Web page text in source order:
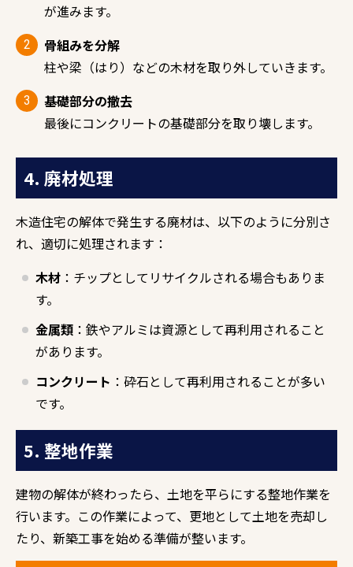
が進みます。
骨組みを分解
柱や梁（はり）などの木材を取り外していきます。
基礎部分の撤去
最後にコンクリートの基礎部分を取り壊します。
4. 廃材処理
木造住宅の解体で発生する廃材は、以下のように分別さ
れ、適切に処理されます：
木材 ：チップとしてリサイクルされる場合もありま
す。
金属類 ：鉄やアルミは資源として再利用されること
があります。
コンクリート ：砕石として再利用されることが多い
です。
5. 整地作業
建物の解体が終わったら、土地を平らにする整地作業を
行います。この作業によって、更地として土地を売却し
たり、新築工事を始める準備が整います。